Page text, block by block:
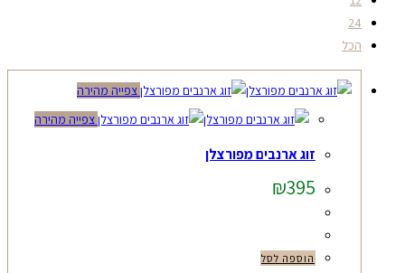
24
הכל
צפייה מהירה
צפייה מהירה
זוג ארנבים מפורצלן
₪395
הוספה לסל